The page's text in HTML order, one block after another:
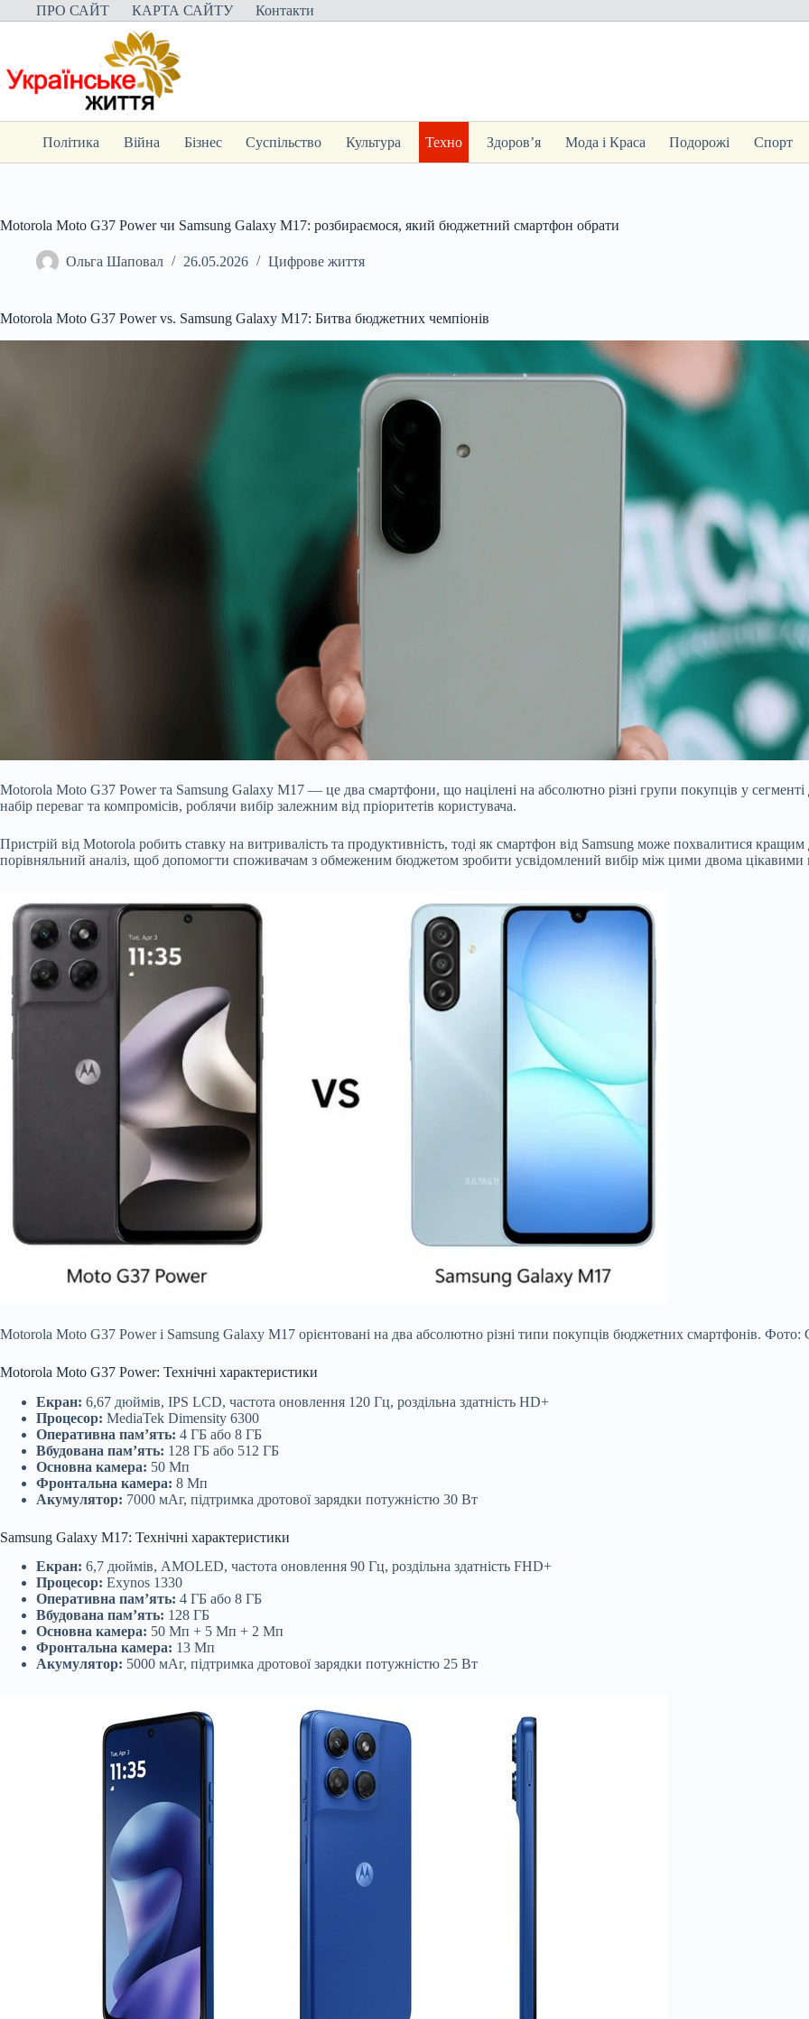
Перейти
до
ПРО САЙТ КАРТА САЙТУ Контакти
Політика Війна Бізнес Суспільство Культура Техно Здоров’я Мода і Краса Подорожі Спорт
Motorola Moto G37 Power чи Samsung Galaxy M17: розбираємося, який бюджетний смартфон обрати
Ольга Шаповал 26.05.2026 Цифрове життя
Motorola Moto G37 Power vs. Samsung Galaxy M17: Битва бюджетних чемпіонів
Motorola Moto G37 Power та Samsung Galaxy M17 — це два смартфони, що націлені на абсолютно різні групи покупців у
набір переваг та компромісів, роблячи вибір залежним від пріоритетів користувача.
Пристрій від Motorola робить ставку на витривалість та продуктивність, тоді як смартфон від Samsung може похвалитися
порівняльний аналіз, щоб допомогти споживачам з обмеженим бюджетом зробити усвідомлений вибір між цими двома цікавими
Motorola Moto G37 Power і Samsung Galaxy M17 орієнтовані на два абсолютно різні типи покупців бюджетних смартфонів. Фото:
Motorola Moto G37 Power: Технічні характеристики
Екран: 6,67 дюймів, IPS LCD, частота оновлення 120 Гц, роздільна здатність HD+
Процесор: MediaTek Dimensity 6300
Оперативна пам’ять: 4 ГБ або 8 ГБ
Вбудована пам’ять: 128 ГБ або 512 ГБ
Основна камера: 50 Мп
Фронтальна камера: 8 Мп
Акумулятор: 7000 мАг, підтримка дротової зарядки потужністю 30 Вт
Samsung Galaxy M17: Технічні характеристики
Екран: 6,7 дюймів, AMOLED, частота оновлення 90 Гц, роздільна здатність FHD+
Процесор: Exynos 1330
Оперативна пам’ять: 4 ГБ або 8 ГБ
Вбудована пам’ять: 128 ГБ
Основна камера: 50 Мп + 5 Мп + 2 Мп
Фронтальна камера: 13 Мп
Акумулятор: 5000 мАг, підтримка дротової зарядки потужністю 25 Вт